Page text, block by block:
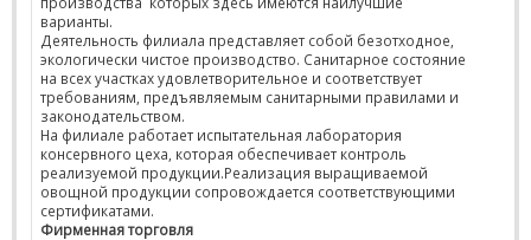
варианты.
Деятельность филиала представляет собой безотходное,
экологически чистое производство. Санитарное состояние
на всех участках удовлетворительное и соответствует
требованиям, предъявляемым санитарными правилами и
законодательством.
На филиале работает испытательная лаборатория
консервного цеха, которая обеспечивает контроль
реализуемой продукции.Реализация выращиваемой
овощной продукции сопровождается соответствующими
сертификатами.
Фирменная торговля